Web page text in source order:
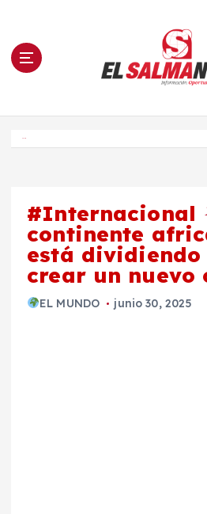
n El Salmantino -
#Internacional
continente
está
crear un nuevo
EL MUNDO junio 30, 2025